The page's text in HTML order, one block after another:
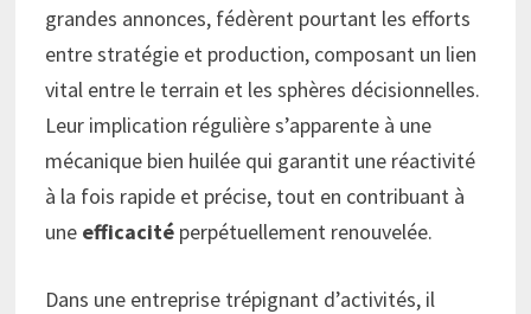
grandes annonces, fédèrent pourtant les efforts
entre stratégie et production, composant un lien
vital entre le terrain et les sphères décisionnelles.
Leur implication régulière s’apparente à une
mécanique bien huilée qui garantit une réactivité
à la fois rapide et précise, tout en contribuant à
une efficacité perpétuellement renouvelée.
Dans une entreprise trépignant d’activités, il